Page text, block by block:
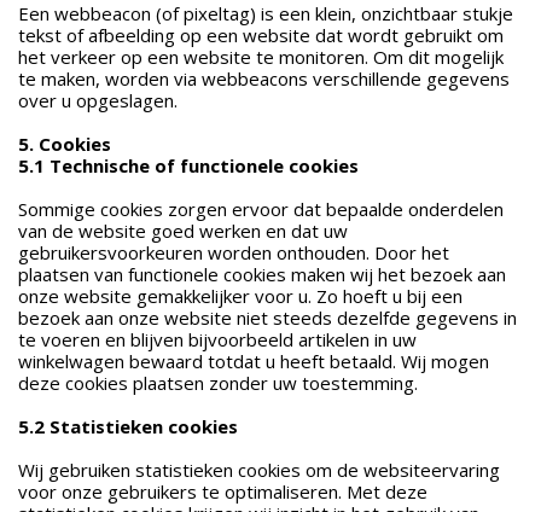
Een webbeacon (of pixeltag) is een klein, onzichtbaar stukje
tekst of afbeelding op een website dat wordt gebruikt om
het verkeer op een website te monitoren. Om dit mogelijk
te maken, worden via webbeacons verschillende gegevens
over u opgeslagen.
5. Cookies
5.1 Technische of functionele cookies
Sommige cookies zorgen ervoor dat bepaalde onderdelen
van de website goed werken en dat uw
gebruikersvoorkeuren worden onthouden. Door het
plaatsen van functionele cookies maken wij het bezoek aan
onze website gemakkelijker voor u. Zo hoeft u bij een
bezoek aan onze website niet steeds dezelfde gegevens in
te voeren en blijven bijvoorbeeld artikelen in uw
winkelwagen bewaard totdat u heeft betaald. Wij mogen
deze cookies plaatsen zonder uw toestemming.
5.2 Statistieken cookies
Wij gebruiken statistieken cookies om de websiteervaring
voor onze gebruikers te optimaliseren. Met deze